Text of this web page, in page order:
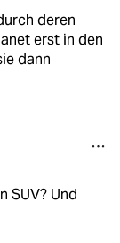
deren
erst in den
dann
SUV? Und